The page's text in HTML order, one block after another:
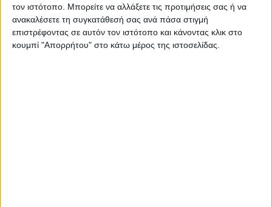
τον ιστότοπο. Μπορείτε να αλλάξετε τις προτιμήσεις σας ή να
ανακαλέσετε τη συγκατάθεσή σας ανά πάσα στιγμή
επιστρέφοντας σε αυτόν τον ιστότοπο και κάνοντας κλικ στο
κουμπί "Απορρήτου" στο κάτω μέρος της ιστοσελίδας.
Στην Αφρική και τη Μέση Ανατολή
παρατηρείται μικρή μείωση των καπνιστών,
αν και κάποιες χώρες, όπως η Αίγυπτος και